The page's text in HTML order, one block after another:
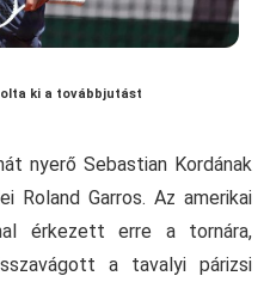
ki a továbbjutást
nyerő Sebastian Kordának
Garros. Az amerikai
érkezett erre a tornára,
a tavalyi párizsi